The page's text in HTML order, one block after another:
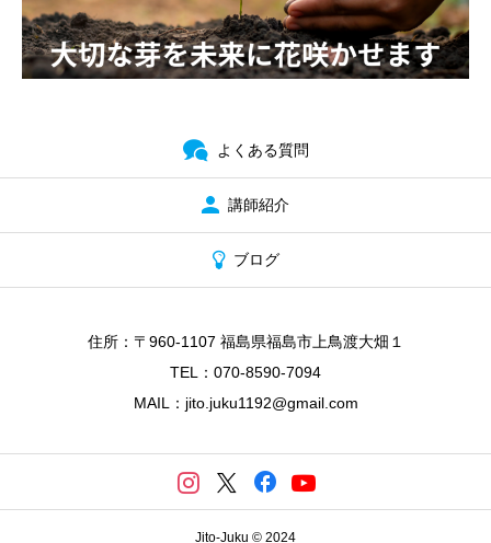
よくある質問
講師紹介
ブログ
住所：〒960-1107 福島県福島市上鳥渡大畑１
TEL：070-8590-7094
MAIL：jito.juku1192@gmail.com
Jito-Juku © 2024